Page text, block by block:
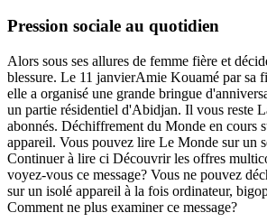
Pression sociale au quotidien
Alors sous ses allures de femme fière et
blessure. Le 11 janvierAmie Kouamé par sa
elle a organisé une grande bringue
un partie résidentiel d'Abidjan. Il vous reste
abonnés. Déchiffrement du Monde en cours
appareil. Vous pouvez lire Le Monde sur un
Continuer à lire ci Découvrir les offres
voyez-vous ce message? Vous ne pouvez
sur un isolé appareil à la fois ordinateur,
Comment ne plus examiner ce message?